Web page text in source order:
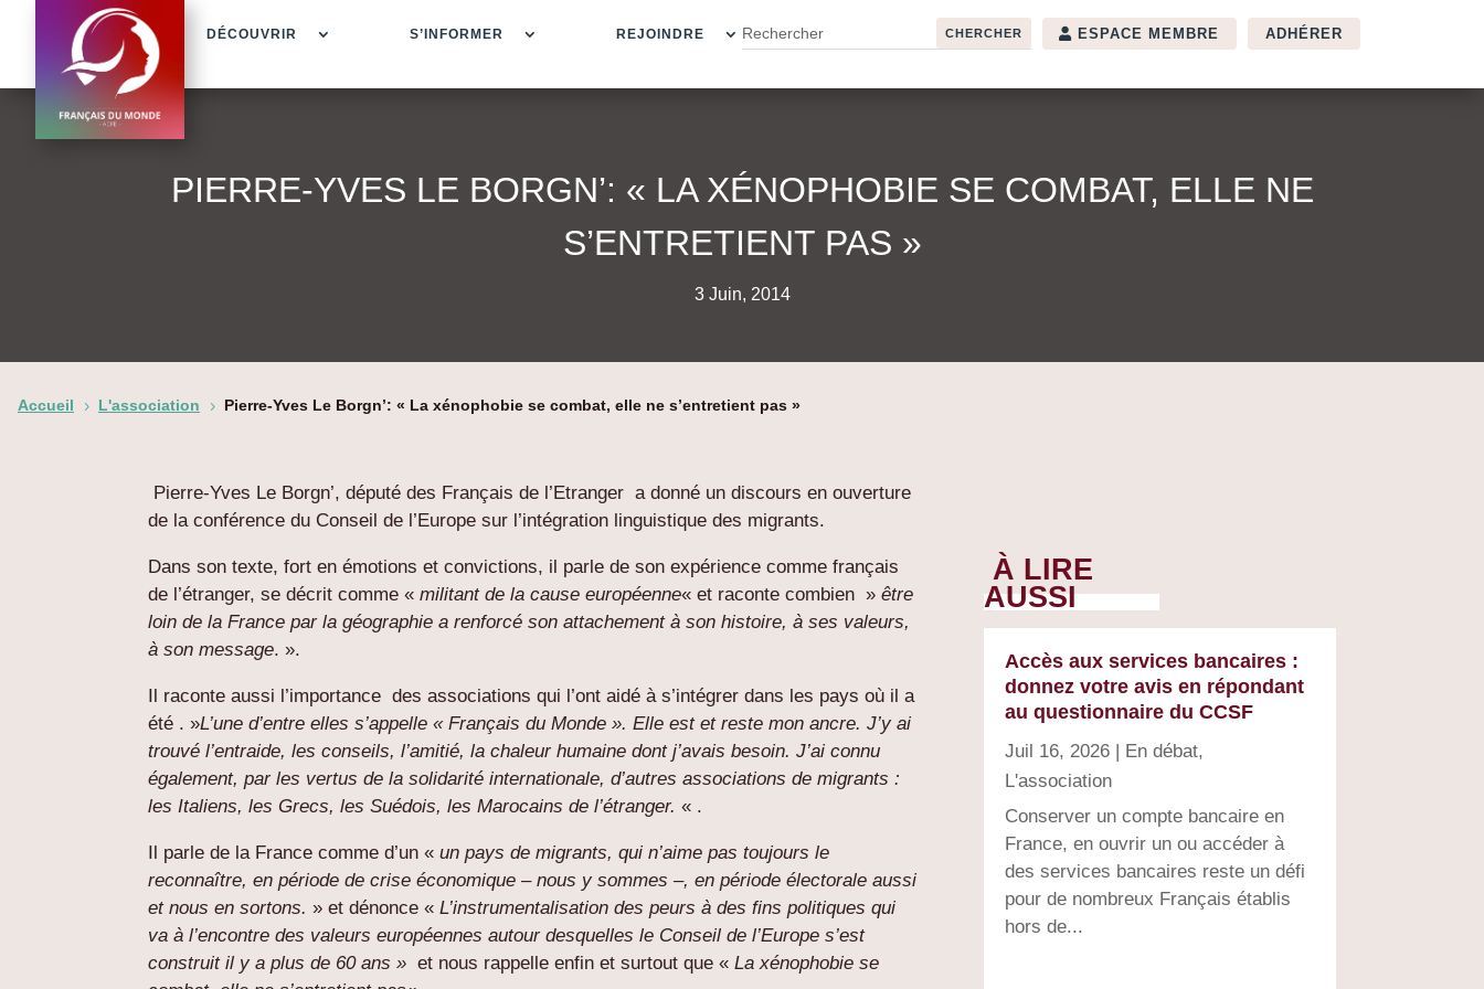
DÉCOUVRIR S’INFORMER REJOINDRE ESPACE MEMBRE ADHÉRER
PIERRE-YVES LE BORGN’: « LA XÉNOPHOBIE SE COMBAT, ELLE NE
S’ENTRETIENT PAS »
3 Juin, 2014
Accueil 5 L'association 5 Pierre-Yves Le Borgn’: « La xénophobie se combat, elle ne s’entretient pas »
Pierre-Yves Le Borgn’, député des Français de l’Etranger a donné un discours en ouverture
de la conférence du Conseil de l’Europe sur l’intégration linguistique des migrants.
Dans son texte, fort en émotions et convictions, il parle de son expérience comme français
de l’étranger, se décrit comme «militant de la cause européenne« et raconte combien »être
loin de la France par la géographie a renforcé son attachement à son histoire, à ses valeurs,
à son message. ».
Il raconte aussi l’importance des associations qui l’ont aidé à s’intégrer dans les pays où il a
été . »L’une d’entre elles s’appelle « Français du Monde ». Elle est et reste mon ancre. J’y ai
trouvé l’entraide, les conseils, l’amitié, la chaleur humaine dont j’avais besoin. J’ai connu
également, par les vertus de la solidarité internationale, d’autres associations de migrants :
les Italiens, les Grecs, les Suédois, les Marocains de l’étranger. « .
Il parle de la France comme d’un «un pays de migrants, qui n’aime pas toujours le
reconnaître, en période de crise économique – nous y sommes –, en période électorale aussi
et nous en sortons. » et dénonce «L’instrumentalisation des peurs à des fins politiques qui
va à l’encontre des valeurs européennes autour desquelles le Conseil de l’Europe s’est
construit il y a plus de 60 ans » et nous rappelle enfin et surtout que «La xénophobie se
À LIRE
AUSSI
Accès aux services bancaires :
donnez votre avis en répondant
au questionnaire du CCSF
Juil 16, 2026| En débat,
L'association
Conserver un compte bancaire en
France, en ouvrir un ou accéder à
des services bancaires reste un défi
pour de nombreux Français établis
hors de...